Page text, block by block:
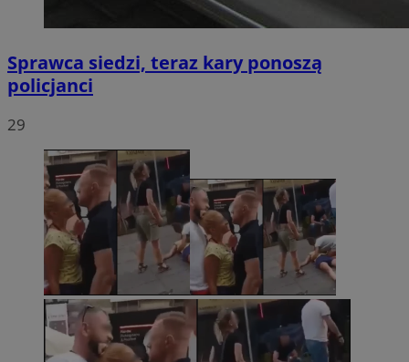
Sprawca siedzi, teraz kary ponoszą
policjanci
29